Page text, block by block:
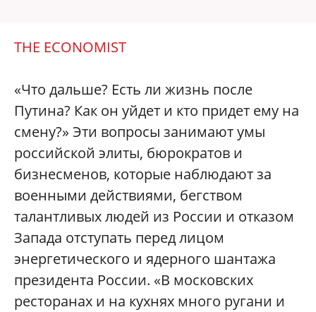
THE ECONOMIST
«Что дальше? Есть ли жизнь после
Путина? Как он уйдет и кто придет ему на
смену?» Эти вопросы занимают умы
российской элиты, бюрократов и
бизнесменов, которые наблюдают за
военными действиями, бегством
талантливых людей из России и отказом
Запада отступать перед лицом
энергетического и ядерного шантажа
президента России. «В московских
ресторанах и на кухнях много ругани и